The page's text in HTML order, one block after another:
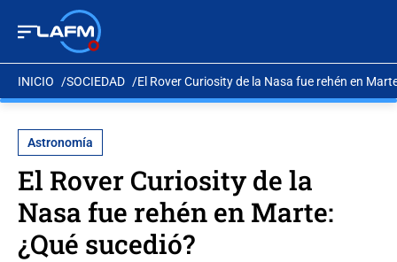
INICIO SOCIEDAD El Rover Curiosity de la Nasa fue rehén en
Astronomía
El Rover Curiosity de la
Nasa fue rehén en Marte:
¿Qué sucedió?